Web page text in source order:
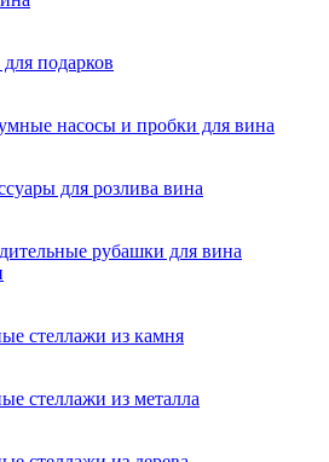
подарков
насосы и пробки для вина
для розлива вина
рубашки для вина
стеллажи из камня
стеллажи из металла